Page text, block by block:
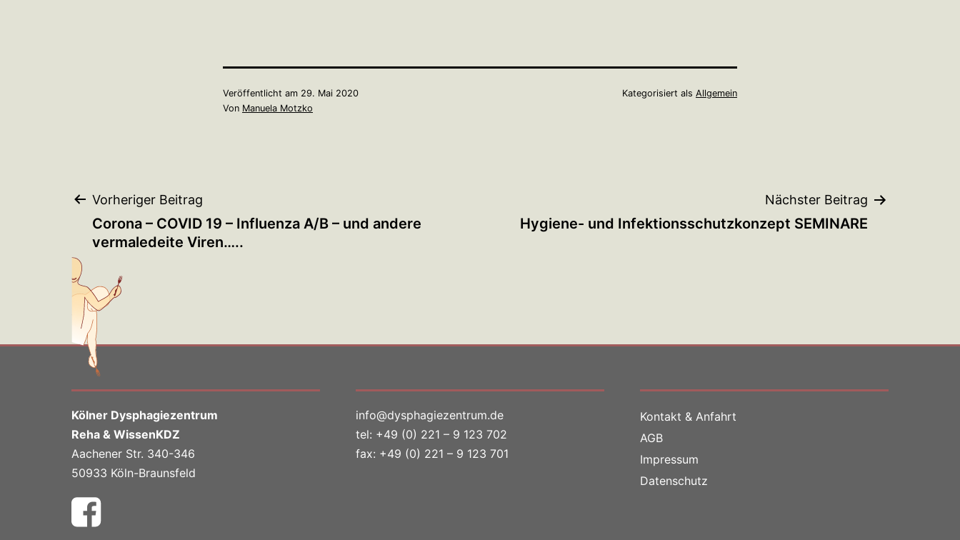
Veröffentlicht am 29. Mai 2020
Von Manuela Motzko
Kategorisiert als Allgemein
Beitragsnavigation
Vorheriger Beitrag
Corona – COVID 19 – Influenza A/B – und andere
vermaledeite Viren…..
Nächster Beitrag
Hygiene- und Infektionsschutzkonzept SEMINARE
Kölner Dysphagiezentrum
Reha & WissenKDZ
Aachener Str. 340-346
50933 Köln-Braunsfeld
info@dysphagiezentrum.de
tel: +49 (0) 221 – 9 123 702
fax: +49 (0) 221 – 9 123 701
Kontakt & Anfahrt
AGB
Impressum
Datenschutz